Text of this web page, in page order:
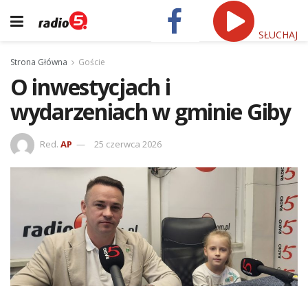
SŁUCHAJ
Strona Główna Goście
O inwestycjach i
wydarzeniach w gminie Giby
Red. AP 25 czerwca 2026